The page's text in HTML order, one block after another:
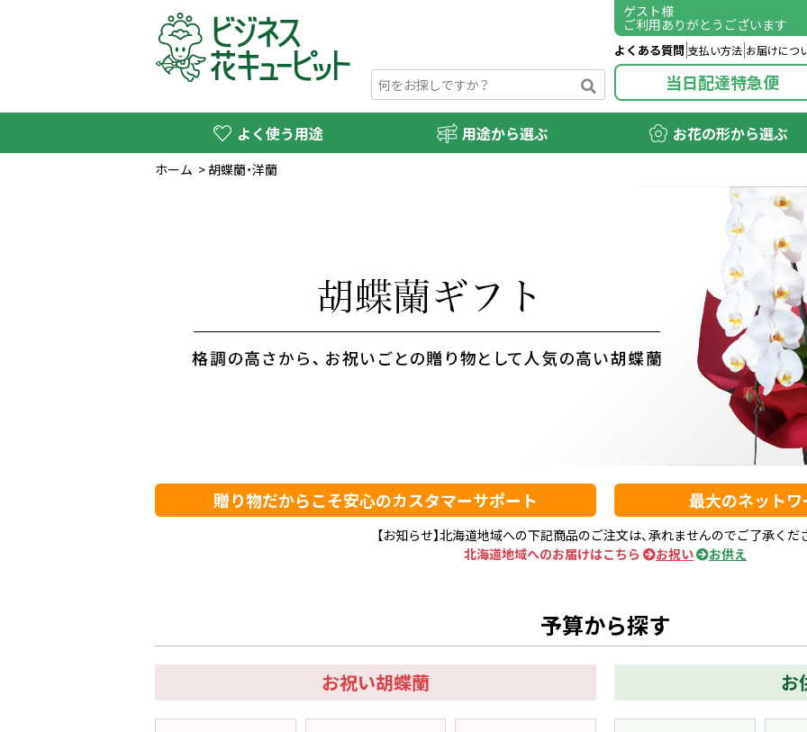
ゲスト様
ご利用ありがとうございます
よくある質問 支払い方法 お届けにつ
当日配達特急便
よく使う用途 用途から選ぶ お花の形から選ぶ
ホーム >胡蝶蘭・洋蘭
贈り物だからこそ安心のカスタマーサポート 最大のネット
【お知らせ】北海道地域への下記商品のご注文は、承れませんのでご了承くだ
北海道地域へのお届けはこちら
お祝い お供え
予算から探す
お祝い胡蝶蘭 お